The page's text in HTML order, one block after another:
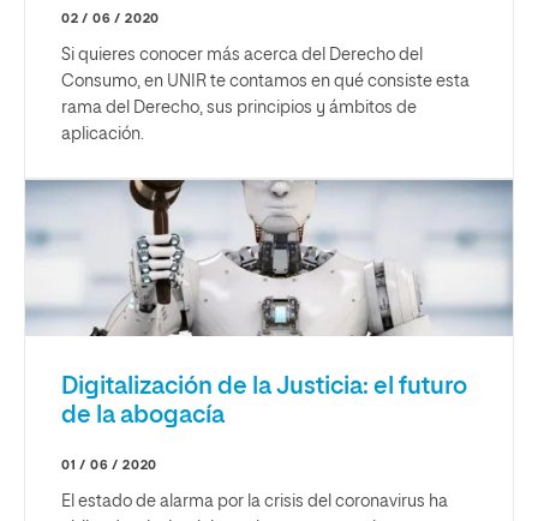
02 / 06 / 2020
Si quieres conocer más acerca del Derecho del
Consumo, en UNIR te contamos en qué consiste esta
rama del Derecho, sus principios y ámbitos de
aplicación.
Digitalización de la Justicia: el futuro
de la abogacía
01 / 06 / 2020
El estado de alarma por la crisis del coronavirus ha